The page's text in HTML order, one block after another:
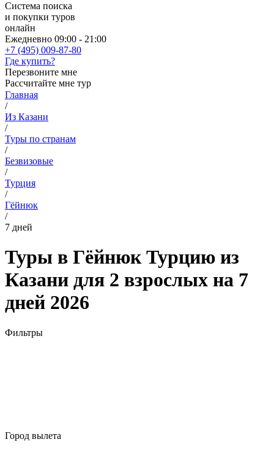
Система поиска
и покупки туров
онлайн
Ежедневно 09:00 - 21:00
+7 (495) 009-87-80
Где купить?
Перезвоните мне
Рассчитайте мне тур
Главная
/
Из Казани
/
Туры по странам
/
Безвизовые
/
Турция
/
Гёйнюк
/
7 дней
Туры в Гёйнюк Турцию из
Казани для 2 взрослых на 7
дней 2026
Фильтры
Город вылета